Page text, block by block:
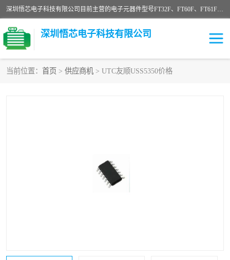
深圳悟芯电子科技有限公司目前主营的电子元器件型号FT32F、FT60F、FT61F、FT62F、FT64F、FT61FC、MCU EEPROM MOS LDO 稳压管 触摸IC DC-DC AC-DC 协议IC等，广泛应用于LED射灯、LED日光灯、等诸多领域。
深圳悟芯电子科技有限公司
当前位置： 首页 > 供应商机 > UTC友顺USS5350价格